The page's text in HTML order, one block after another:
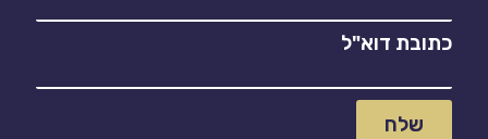
כתובת דוא"ל
שלח